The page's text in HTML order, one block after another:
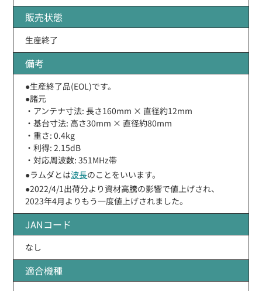
販売状態
生産終了
備考
●生産終了品(EOL)です。
●諸元
・アンテナ寸法: 長さ160mm × 直径約12mm
・基台寸法: 高さ30mm × 直径約80mm
・重さ: 0.4kg
・利得: 2.15dB
・対応周波数: 351MHz帯
●ラムダとは波長のことをいいます。
●2022/4/1出荷分より資材高騰の影響で値上げされ、
2023年4月よりもう一度値上げされました。
JANコード
なし
適合機種